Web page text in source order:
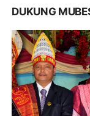
DUKUNG